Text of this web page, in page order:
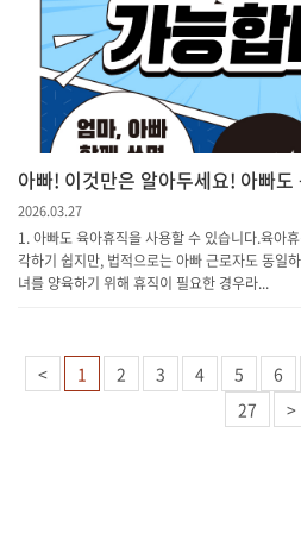
아빠! 이것만은 알아두세요! 아빠
2026.03.27
1. 아빠도 육아휴직을 사용할 수 있습니다.육아
각하기 쉽지만, 법적으로는 아빠 근로자도 동일
녀를 양육하기 위해 휴직이 필요한 경우라...
< 1 2 3 4 5 6
27
>